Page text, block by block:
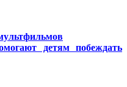
детям побеждать